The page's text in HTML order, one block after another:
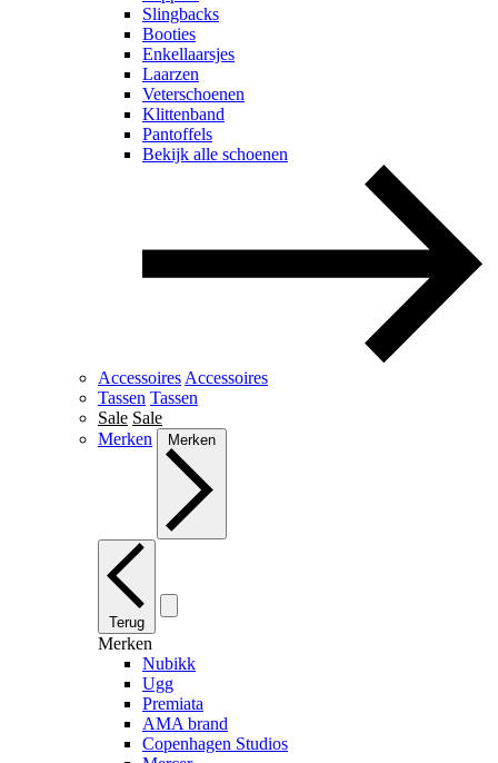
Slingbacks
Booties
Enkellaarsjes
Laarzen
Veterschoenen
Klittenband
Pantoffels
Bekijk alle schoenen
Accessoires Accessoires
Tassen Tassen
Sale Sale
Merken
Merken
Terug
Merken
Nubikk
Ugg
Premiata
AMA brand
Copenhagen Studios